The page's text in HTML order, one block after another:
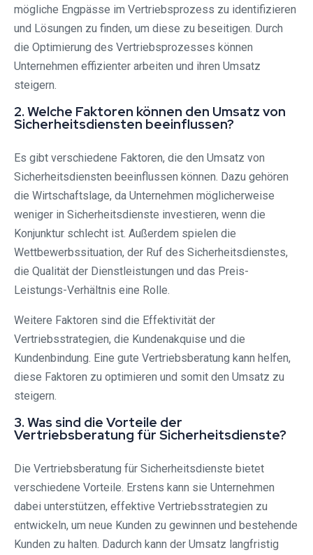
mögliche Engpässe im Vertriebsprozess zu identifizieren
und Lösungen zu finden, um diese zu beseitigen. Durch
die Optimierung des Vertriebsprozesses können
Unternehmen effizienter arbeiten und ihren Umsatz
steigern.
2. Welche Faktoren können den Umsatz von
Sicherheitsdiensten beeinflussen?
Es gibt verschiedene Faktoren, die den Umsatz von
Sicherheitsdiensten beeinflussen können. Dazu gehören
die Wirtschaftslage, da Unternehmen möglicherweise
weniger in Sicherheitsdienste investieren, wenn die
Konjunktur schlecht ist. Außerdem spielen die
Wettbewerbssituation, der Ruf des Sicherheitsdienstes,
die Qualität der Dienstleistungen und das Preis-
Leistungs-Verhältnis eine Rolle.
Weitere Faktoren sind die Effektivität der
Vertriebsstrategien, die Kundenakquise und die
Kundenbindung. Eine gute Vertriebsberatung kann helfen,
diese Faktoren zu optimieren und somit den Umsatz zu
steigern.
3. Was sind die Vorteile der
Vertriebsberatung für Sicherheitsdienste?
Die Vertriebsberatung für Sicherheitsdienste bietet
verschiedene Vorteile. Erstens kann sie Unternehmen
dabei unterstützen, effektive Vertriebsstrategien zu
entwickeln, um neue Kunden zu gewinnen und bestehende
Kunden zu halten. Dadurch kann der Umsatz langfristig